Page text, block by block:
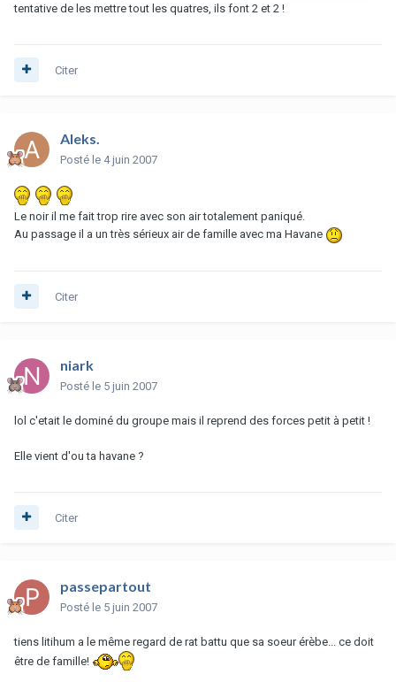
tentative de les mettre tout les quatres, ils font 2 et 2 !
Citer
Aleks.
Posté le 4 juin 2007
Le noir il me fait trop rire avec son air totalement paniqué.
Au passage il a un très sérieux air de famille avec ma Havane
Citer
niark
Posté le 5 juin 2007
lol c'etait le dominé du groupe mais il reprend des forces petit à petit !
Elle vient d'ou ta havane ?
Citer
passepartout
Posté le 5 juin 2007
tiens litihum a le même regard de rat battu que sa soeur érèbe... ce doit
être de famille!